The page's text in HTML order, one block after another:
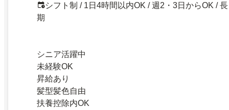
シフト制 / 1日4時間以内OK / 週2・3日からOK / 長
期
シニア活躍中
未経験OK
昇給あり
髪型髪色自由
扶養控除内OK